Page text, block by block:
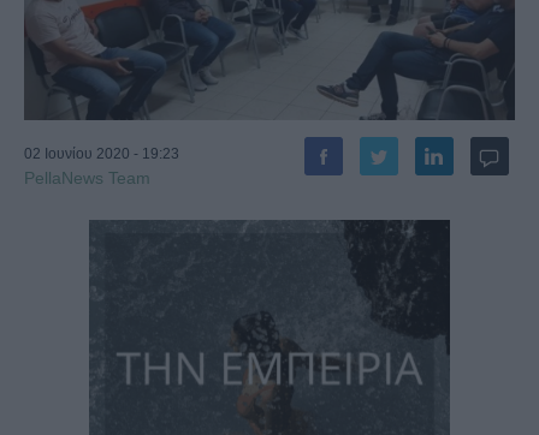
02 Ιουνίου 2020 - 19:23
PellaNews Team